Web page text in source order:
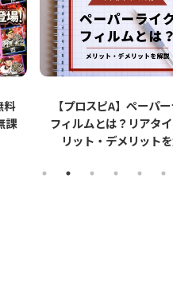
【プロスピA】ペーパーラ
フィルムとは？リアタイで
リット・デメリットを解